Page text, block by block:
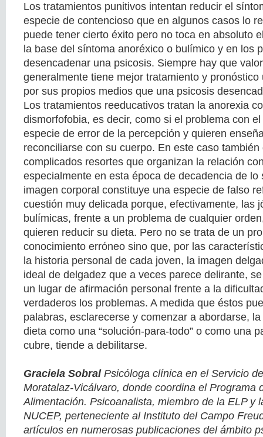
Los tratamientos punitivos intentan reducir el
especie de contencioso que en algunos casos lo
puede tener cierto éxito pero no toca en absoluto
la base del síntoma anoréxico o bulímico y en los
desencadenar una psicosis. Siempre hay que
generalmente tiene mejor tratamiento y
por sus propios medios que una psicosis
Los tratamientos reeducativos tratan la anorexia
dismorfofobia, es decir, como si el problema con
especie de error de la percepción y quieren
reconciliarse con su cuerpo. En este caso
complicados resortes que organizan la relación
especialmente en esta época de decadencia de lo
imagen corporal constituye una especie de falso
cuestión muy delicada porque, efectivamente, las
bulímicas, frente a un problema de cualquier
quieren reducir su dieta. Pero no se trata de un
conocimiento erróneo sino que, por las
la historia personal de cada joven, la imagen
ideal de delgadez que a veces parece delirante,
un lugar de afirmación personal frente a la
verdaderos los problemas. A medida que éstos
palabras, esclarecerse y comenzar a abordarse,
dieta como una “solución-para-todo” o como una
cubre, tiende a debilitarse.
Graciela SobralPsicóloga clínica en el Servicio
Moratalaz-Vicálvaro, donde coordina el Programa
Alimentación. Psicoanalista, miembro de la ELP y
NUCEP, perteneciente al Instituto del Campo
artículos en numerosas publicaciones del ámbito